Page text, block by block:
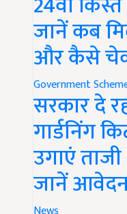
जानें कब
और कैसे
Government
सरकार दे
गार्डनिंग
उगाएं
जानें आवेदन